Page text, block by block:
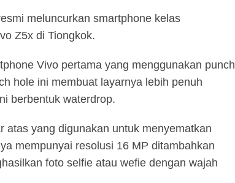
meluncurkan smartphone kelas
Z5x di Tiongkok.
Vivo pertama yang menggunakan punch
hole ini membuat layarnya lebih penuh
berbentuk waterdrop.
atas yang digunakan untuk menyematkan
mempunyai resolusi 16 MP ditambahkan
foto selfie atau wefie dengan wajah